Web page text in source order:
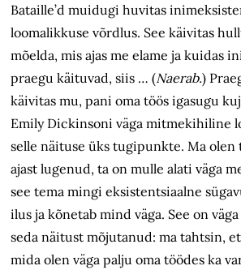
Bataille’d muidugi huvitas
loomalikkuse võrdlus. See käivitas
mõelda, mis ajas me elame ja kuidas
praegu käituvad, siis … (Naerab.)
käivitas mu, pani oma töös igasugu
Emily Dickinsoni väga mitmekihiline
selle näituse üks tugipunkte. Ma olen
ajast lugenud, ta on mulle alati väga
see tema mingi eksistentsiaalne
ilus ja kõnetab mind väga. See on
seda näitust mõjutanud: ma tahtsin,
mida olen väga palju oma töödes ka